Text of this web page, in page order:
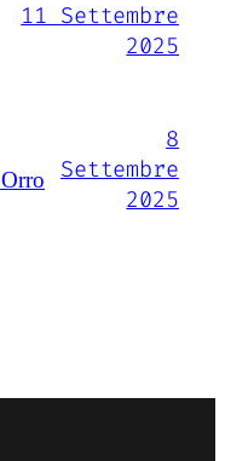
11 Settembre
2025
8
Settembre
2025